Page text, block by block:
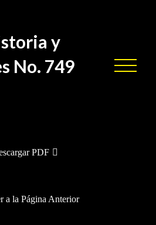
y
No. 749
PDF
a la Página Anterior